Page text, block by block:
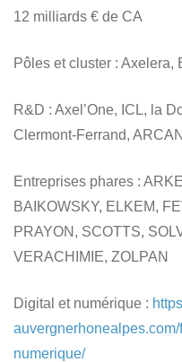
12 milliards € de CA
Pôles et cluster : Axelera,
R&D : Axel’One, ICL, la
Clermont-Ferrand,
Entreprises phares :
BAIKOWSKY, ELKEM,
PRAYON, SCOTTS,
VERACHIMIE, ZOLPAN
Digital et numérique :
numerique/